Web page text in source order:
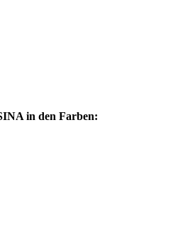
in den Farben: